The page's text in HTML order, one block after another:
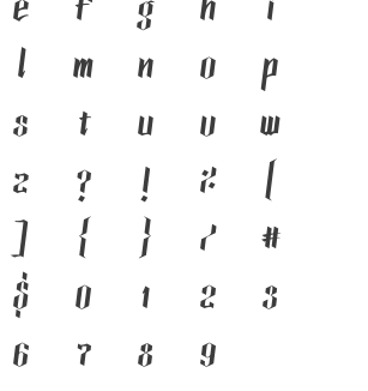
l m n o
p
s t u v
w
z ? ! %
(
] { } /
#
$ 0 1 2
3
6 7 8 9